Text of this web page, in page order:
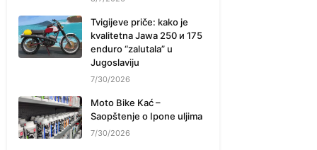
Tvigijeve priče: kako je
kvalitetna Jawa 250 и 175
enduro “zalutala” u
Jugoslaviju
7/30/2026
Moto Bike Kać –
Saopštenje o Ipone uljima
7/30/2026